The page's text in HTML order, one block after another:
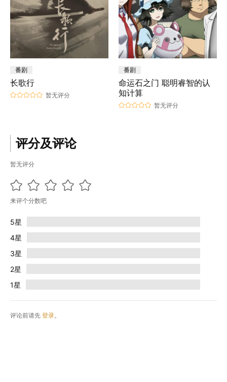
番剧
长歌行
暂无评分
番剧
命运石之门 聪明睿智的认
知计算
暂无评分
评分及评论
暂无评分
来评个分数吧
5星
4星
3星
2星
1星
评论前请先 登录。